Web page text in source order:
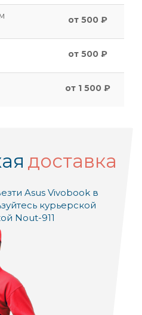
от 500 ₽
от 500 ₽
от 1 500 ₽
доставка
Asus Vivobook в
курьерской
Nout-911